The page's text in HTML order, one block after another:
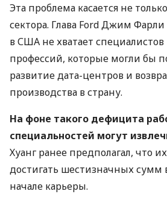
Эта проблема касается не
сектора. Глава Ford Джим
в США не хватает специалистов
профессий, которые могли бы
развитие дата-центров и
производства в страну.
На фоне такого дефицита
специальностей могут
Хуанг ранее предполагал, что
достигать шестизначных сумм
начале карьеры.